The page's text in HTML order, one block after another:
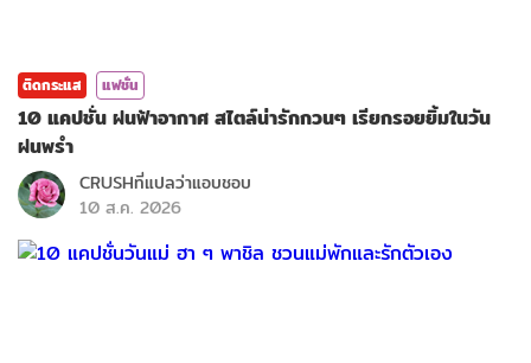
ติดกระแส แฟชั่น
10 แคปชั่น ฝนฟ้าอากาศ สไตล์น่ารักกวนๆ เรียกรอยยิ้มในวัน
ฝนพรำ
CRUSHที่แปลว่าแอบชอบ
10 ส.ค. 2026